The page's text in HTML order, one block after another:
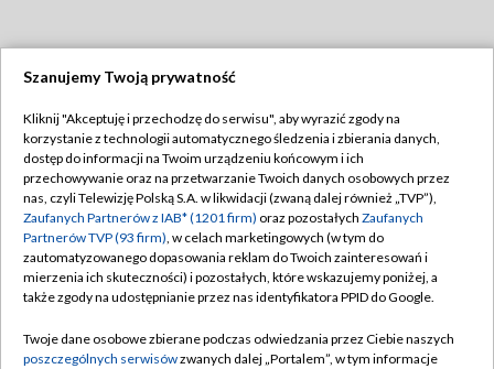
TVP
Abonament TVP
Emisja w TVP
Centrum informacji TVP
Naziemna Telewizja Cyfrowa
Rada Programowa
Regulamin TVP
Polityka prywatności
Moje zgody
Pomoc
Kontakt
Szanujemy Twoją prywatność
Kliknij "Akceptuję i przechodzę do serwisu", aby wyrazić zgody na
korzystanie z technologii automatycznego śledzenia i zbierania danych,
dostęp do informacji na Twoim urządzeniu końcowym i ich
przechowywanie oraz na przetwarzanie Twoich danych osobowych przez
nas, czyli Telewizję Polską S.A. w likwidacji (zwaną dalej również „TVP”),
Zaufanych Partnerów z IAB* (1201 firm) oraz pozostałych Zaufanych
Partnerów TVP (93 firm), w celach marketingowych (w tym do
zautomatyzowanego dopasowania reklam do Twoich zainteresowań i
mierzenia ich skuteczności) i pozostałych, które wskazujemy poniżej, a
także zgody na udostępnianie przez nas identyfikatora PPID do Google.
Twoje dane osobowe zbierane podczas odwiedzania przez Ciebie naszych
poszczególnych serwisówzwanych dalej „Portalem”, w tym informacje